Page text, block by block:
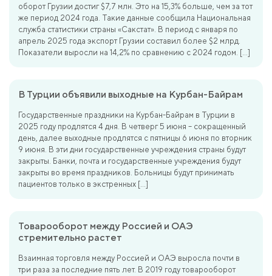
оборот Грузии достиг $7,7 млн. Это на 15,3% больше, чем за тот
же период 2024 года. Такие данные сообщила Национальная
служба статистики страны «Сакстат». В период с января по
апрель 2025 года экспорт Грузии составил более $2 млрд.
Показатели выросли на 14,2% по сравнению с 2024 годом. […]
В Турции объявили выходные на Курбан-Байрам
Государственные праздники на Курбан-Байрам в Турции в
2025 году продлятся 4 дня. В четверг 5 июня – сокращенный
день, далее выходные продлятся с пятницы 6 июня по вторник
9 июня. В эти дни государственные учреждения страны будут
закрыты. Банки, почта и государственные учреждения будут
закрыты во время праздников. Больницы будут принимать
пациентов только в экстренных […]
Товарооборот между Россией и ОАЭ
стремительно растет
Взаимная торговля между Россией и ОАЭ выросла почти в
три раза за последние пять лет. В 2019 году товарооборот